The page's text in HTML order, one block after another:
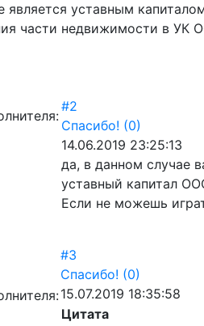
является уставным
части недвижимости в УК
#2
Спасибо! (0)
14.06.2019 23:25:13
да, в данном случае
уставный капитал
Если не можешь
#3
Спасибо! (0)
15.07.2019 18:35:58
Цитата